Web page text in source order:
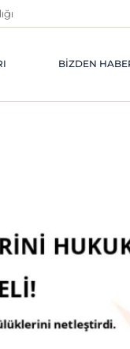
BIZDEN